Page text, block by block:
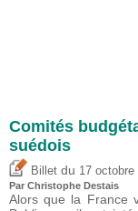
Comités
suédois
Billet du 17 octobre
Par Christophe Destais
Alors que la France